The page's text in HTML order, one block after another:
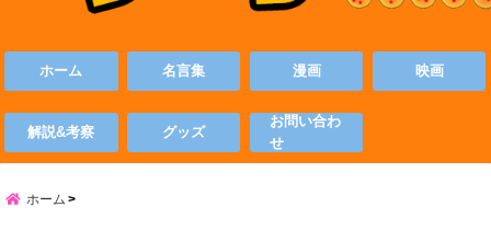
ホーム 名言集 漫画 映画
解説&考察 グッズ
お問い合わ
せ
ホーム